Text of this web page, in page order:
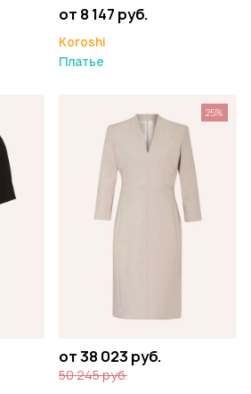
от 8 147 руб.
Koroshi
Платье
от 38 023 руб.
50 245 руб.
25%